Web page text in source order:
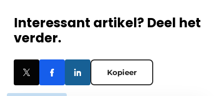
Interessant artikel? Deel het
verder.
Kopieer